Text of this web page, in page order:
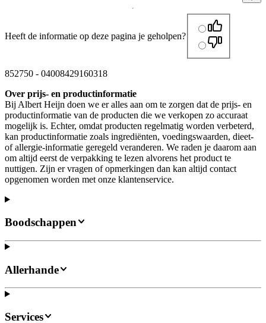
Heeft de informatie op deze pagina je geholpen?
852750 - 04008429160318
Over prijs- en productinformatie
Bij Albert Heijn doen we er alles aan om te zorgen dat de prijs- en
productinformatie van de producten die we verkopen zo accuraat
mogelijk is. Echter, omdat producten regelmatig worden verbeterd,
kan productinformatie zoals ingrediënten, voedingswaarden, dieet-
of allergie-informatie geregeld veranderen. We raden je daarom aan
om altijd eerst de verpakking te lezen alvorens het product te
nuttigen. Zijn er vragen of opmerkingen dan kan altijd contact
opgenomen worden met onze klantenservice.
Boodschappen
Allerhande
Services